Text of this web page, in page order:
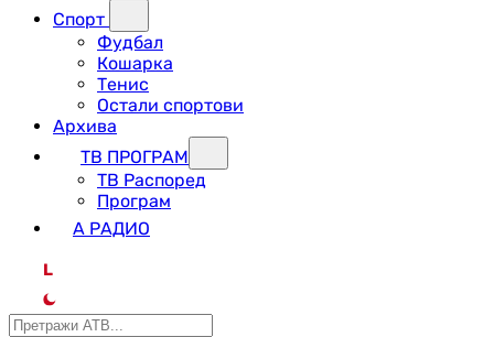
Спорт
Фудбал
Кошарка
Тенис
Остали спортови
Архива
ТВ ПРОГРАМ
ТВ Распоред
Програм
А РАДИО
L